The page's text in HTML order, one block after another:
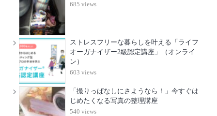
685 views
ストレスフリーな暮らしを叶える「ライフ
オーガナイザー2級認定講座」（オンライ
ン）
603 views
「撮りっぱなしにさようなら！」今すぐは
じめたくなる写真の整理講座
540 views